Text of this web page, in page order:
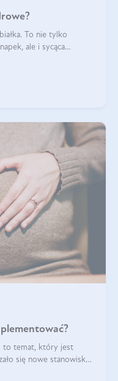
To nie tylko
ale i sycąca
to temat, który jest
się nowe stanowisko